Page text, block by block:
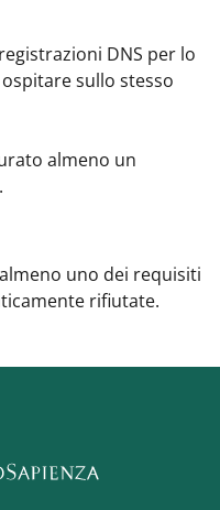
DNS per lo
sullo stesso
almeno un
uno dei requisiti
rifiutate.